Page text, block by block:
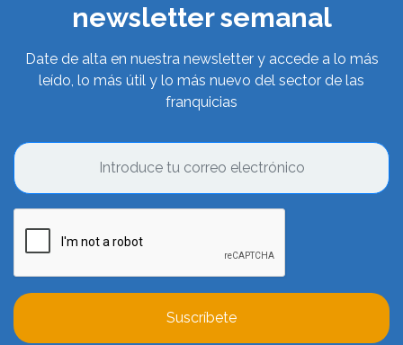
newsletter semanal
Date de alta en nuestra newsletter y accede a lo más
leído, lo más útil y lo más nuevo del sector de las
franquicias
Suscríbete